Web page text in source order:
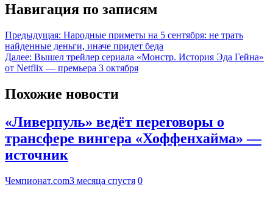
Навигация по записям
Предыдущая: Народные приметы на 5 сентября: не трать
найденные деньги, иначе придет беда
Далее: Вышел трейлер сериала «Монстр. История Эда Гейна»
от Netflix — премьера 3 октября
Похожие новости
«Ливерпуль» ведёт переговоры о
трансфере вингера «Хоффенхайма» —
источник
Чемпионат.com3 месяца спустя 0